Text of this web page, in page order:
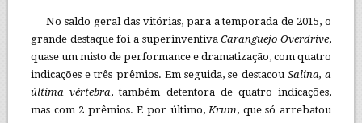
No saldo geral das vitórias, para a temporada de 2015, o
grande destaque foi a superinventivaCaranguejo Overdrive,
quase um misto de performance e dramatização, com quatro
indicações e três prêmios. Em seguida, se destacou Salina, a
última vértebra, também detentora de quatro indicações,
mas com 2 prêmios. E por último, Krum, que só arrebatou